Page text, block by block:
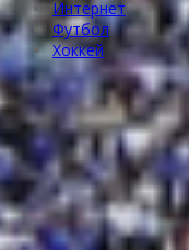
Интернет
Футбол
Хоккей